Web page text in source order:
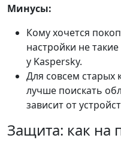
Минусы:
Кому хочется
настройки не
у Kaspersky.
Для совсем
лучше поискать
зависит от
Защита: как на